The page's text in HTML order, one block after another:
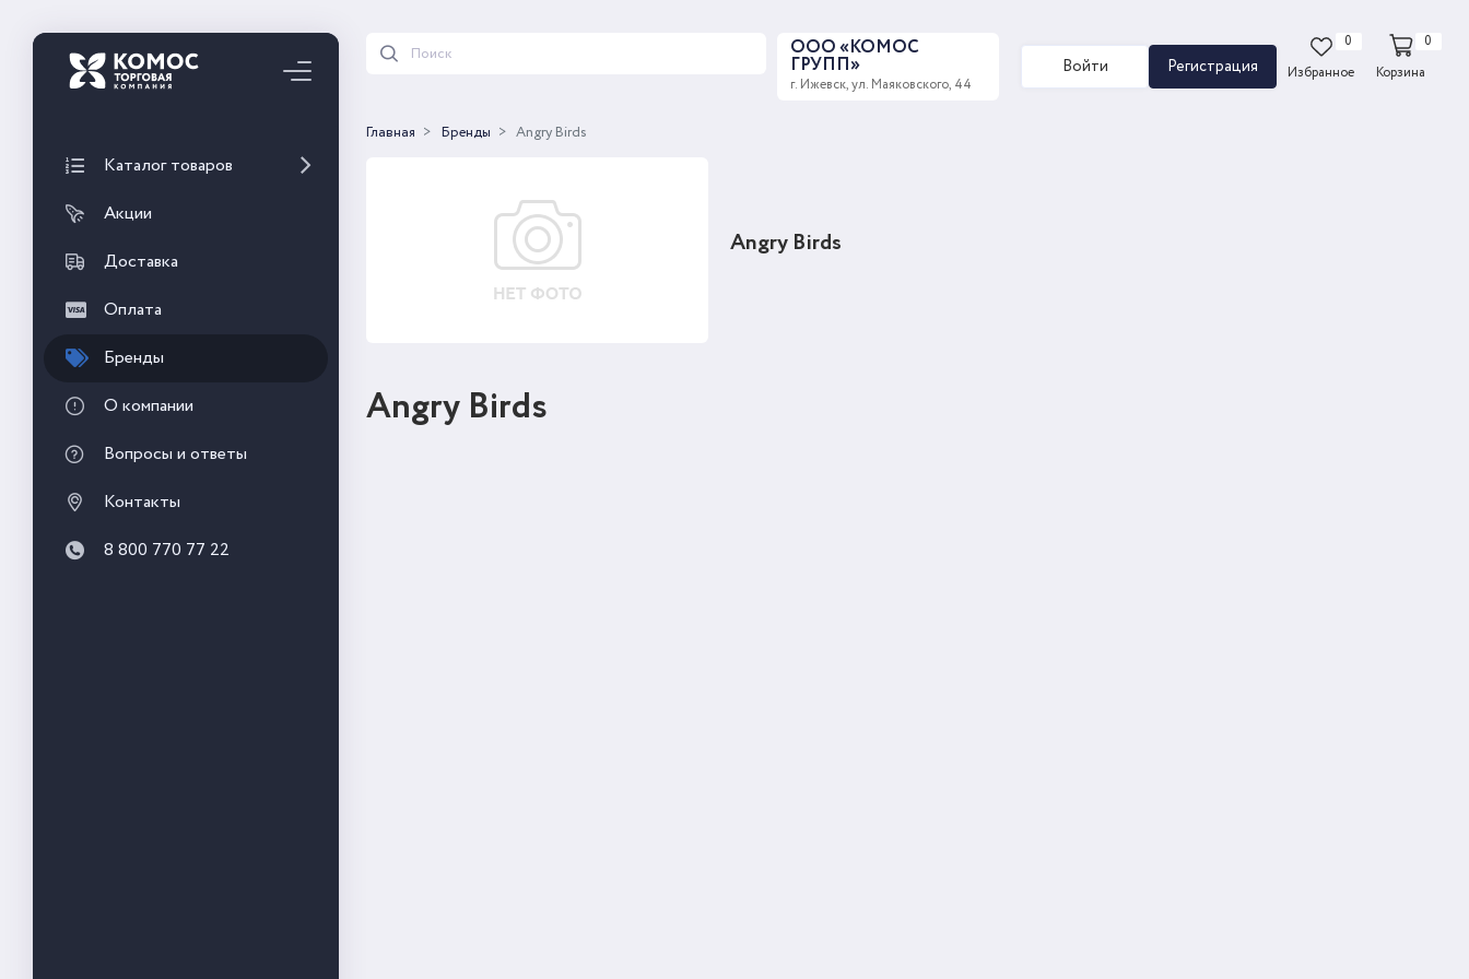
Каталог товаров
Акции
Доставка
Оплата
Бренды
О компании
Вопросы и ответы
Контакты
8 800 770 77 22
ООО «КОМОС
ГРУПП»
г. Ижевск, ул. Маяковского, 44
Войти Регистрация
0
Избранное
0
Корзина
Главная Бренды Angry Birds
Angry Birds
Angry Birds